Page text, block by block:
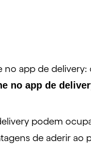
no app de delivery:
no app de
podem
de aderir ao